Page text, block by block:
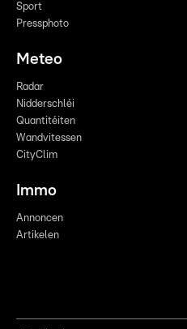
Sport
Pressphoto
Meteo
Radar
Nidderschléi
Quantitéiten
Wandvitessen
CityClim
Immo
Annoncen
Artikelen